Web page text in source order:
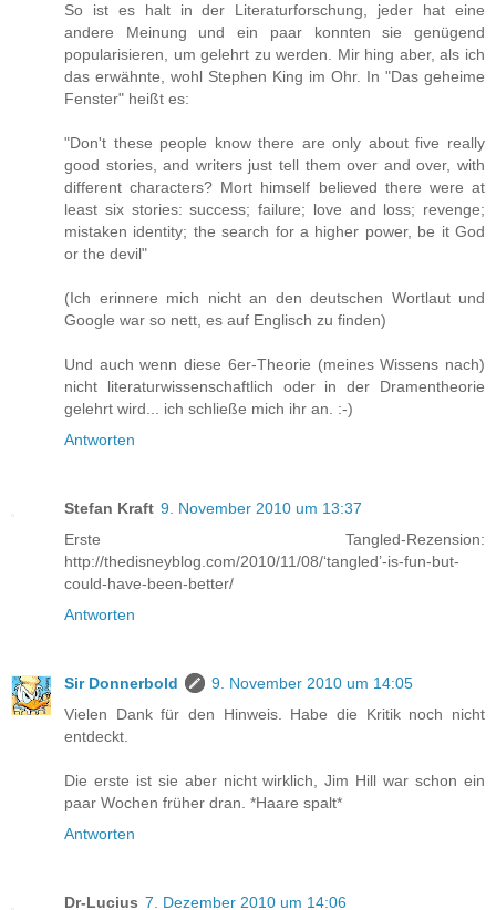
So ist es halt in der Literaturforschung, jeder hat eine
andere Meinung und ein paar konnten sie genügend
popularisieren, um gelehrt zu werden. Mir hing aber, als ich
das erwähnte, wohl Stephen King im Ohr. In "Das geheime
Fenster" heißt es:
"Don't these people know there are only about five really
good stories, and writers just tell them over and over, with
different characters? Mort himself believed there were at
least six stories: success; failure; love and loss; revenge;
mistaken identity; the search for a higher power, be it God
or the devil"
(Ich erinnere mich nicht an den deutschen Wortlaut und
Google war so nett, es auf Englisch zu finden)
Und auch wenn diese 6er-Theorie (meines Wissens nach)
nicht literaturwissenschaftlich oder in der Dramentheorie
gelehrt wird... ich schließe mich ihr an. :-)
Antworten
Stefan Kraft 9. November 2010 um 13:37
Erste Tangled-Rezension:
http://thedisneyblog.com/2010/11/08/‘tangled’-is-fun-but-
could-have-been-better/
Antworten
Sir Donnerbold
9. November 2010 um 14:05
Vielen Dank für den Hinweis. Habe die Kritik noch nicht
entdeckt.
Die erste ist sie aber nicht wirklich, Jim Hill war schon ein
paar Wochen früher dran. *Haare spalt*
Antworten
Dr-Lucius 7. Dezember 2010 um 14:06